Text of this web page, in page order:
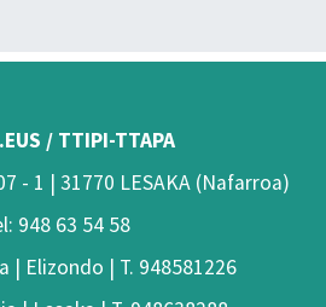
/ TTIPI-TTAPA
- 1 | 31770 LESAKA (Nafarroa)
948 63 54 58
| Elizondo | T. 948581226